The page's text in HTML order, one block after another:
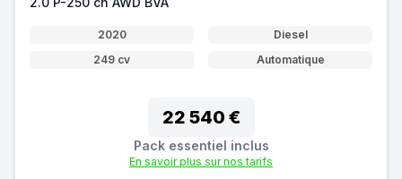
2020
Diesel
249 cv
Automatique
22 540 €
Pack essentiel inclus
En savoir plus sur nos tarifs